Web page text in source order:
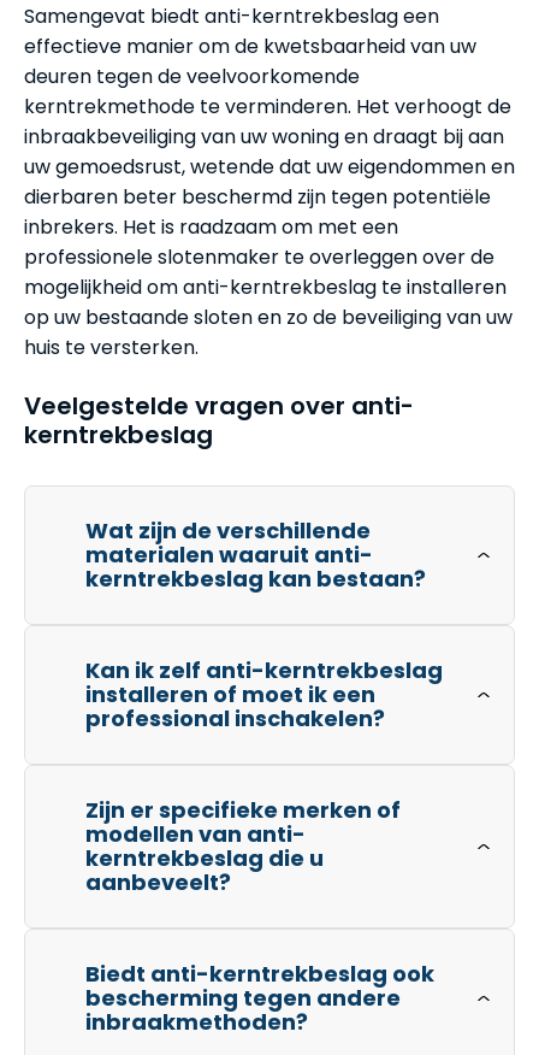
Samengevat biedt anti-kerntrekbeslag een
effectieve manier om de kwetsbaarheid van uw
deuren tegen de veelvoorkomende
kerntrekmethode te verminderen. Het verhoogt de
inbraakbeveiliging van uw woning en draagt bij aan
uw gemoedsrust, wetende dat uw eigendommen en
dierbaren beter beschermd zijn tegen potentiële
inbrekers. Het is raadzaam om met een
professionele slotenmaker te overleggen over de
mogelijkheid om anti-kerntrekbeslag te installeren
op uw bestaande sloten en zo de beveiliging van uw
huis te versterken.
Veelgestelde vragen over anti-
kerntrekbeslag
Wat zijn de verschillende
materialen waaruit anti-
kerntrekbeslag kan bestaan?
Kan ik zelf anti-kerntrekbeslag
installeren of moet ik een
professional inschakelen?
Zijn er specifieke merken of
modellen van anti-
kerntrekbeslag die u
aanbeveelt?
Biedt anti-kerntrekbeslag ook
bescherming tegen andere
inbraakmethoden?